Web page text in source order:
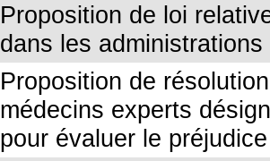
Proposition de loi
dans les
Proposition de
médecins experts
pour évaluer le